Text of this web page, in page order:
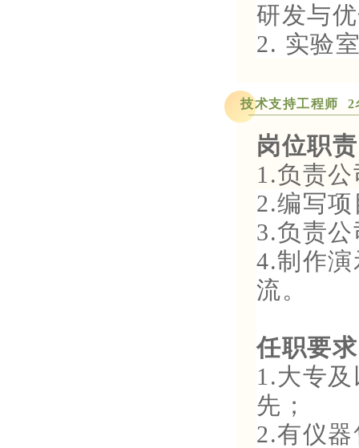
研发与
2. 实验
技术支持工程师 2
岗位职
1.负责
2.编写
3.负责
4.制作
流。
任职要
1.大专
先；
2.有仪